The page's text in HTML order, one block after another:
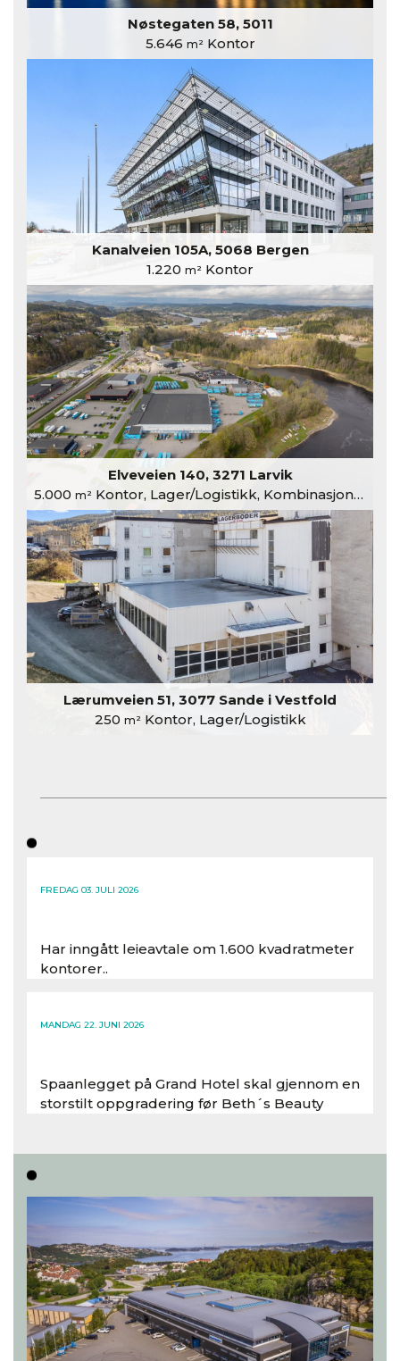
Nøstegaten 58, 5011
5.646 m²Kontor
Kanalveien 105A, 5068 Bergen
1.220 m² Kontor
Elveveien 140, 3271 Larvik
5.000 m²Kontor, Lager/Logistikk, Kombinasjonslokaler
Lærumveien 51, 3077 Sande i Vestfold
250 m²Kontor, Lager/Logistikk
FREDAG 03. JULI 2026
Har inngått leieavtale om 1.600 kvadratmeter
kontorer..
MANDAG 22. JUNI 2026
Spaanlegget på Grand Hotel skal gjennom en
storstilt oppgradering før Beth´s Beauty
Les hele artikkelen